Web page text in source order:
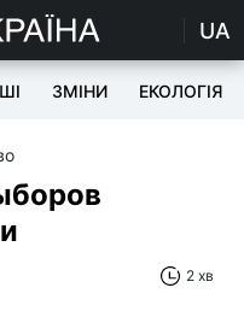
UA
ЗМІНИ ЕКОЛОГІЯ
2 хв